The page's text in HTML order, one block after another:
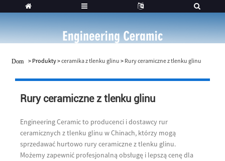
Dom > Produkty>ceramika z tlenku glinu > Rury ceramiczne z tlenku glinu
Rury ceramiczne z tlenku glinu
Engineering Ceramic to producenci i dostawcy rur
ceramicznych z tlenku glinu w Chinach, którzy mogą
sprzedawać hurtowo rury ceramiczne z tlenku glinu.
Możemy zapewnić profesjonalną obsługę i lepszą cenę dla